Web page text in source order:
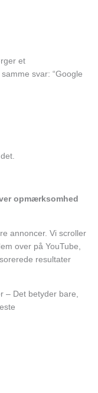
et
svar: “Google
opmærksomhed
annoncer. Vi scroller
over på YouTube,
resultater
– Det betyder bare,